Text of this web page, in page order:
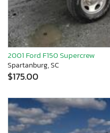
2001 Ford F150 Supercrew
Spartanburg, SC
$175.00